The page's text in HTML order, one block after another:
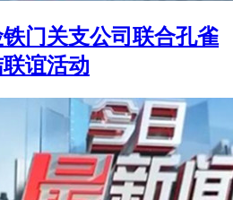
门关支公司联合孔雀
谊活动